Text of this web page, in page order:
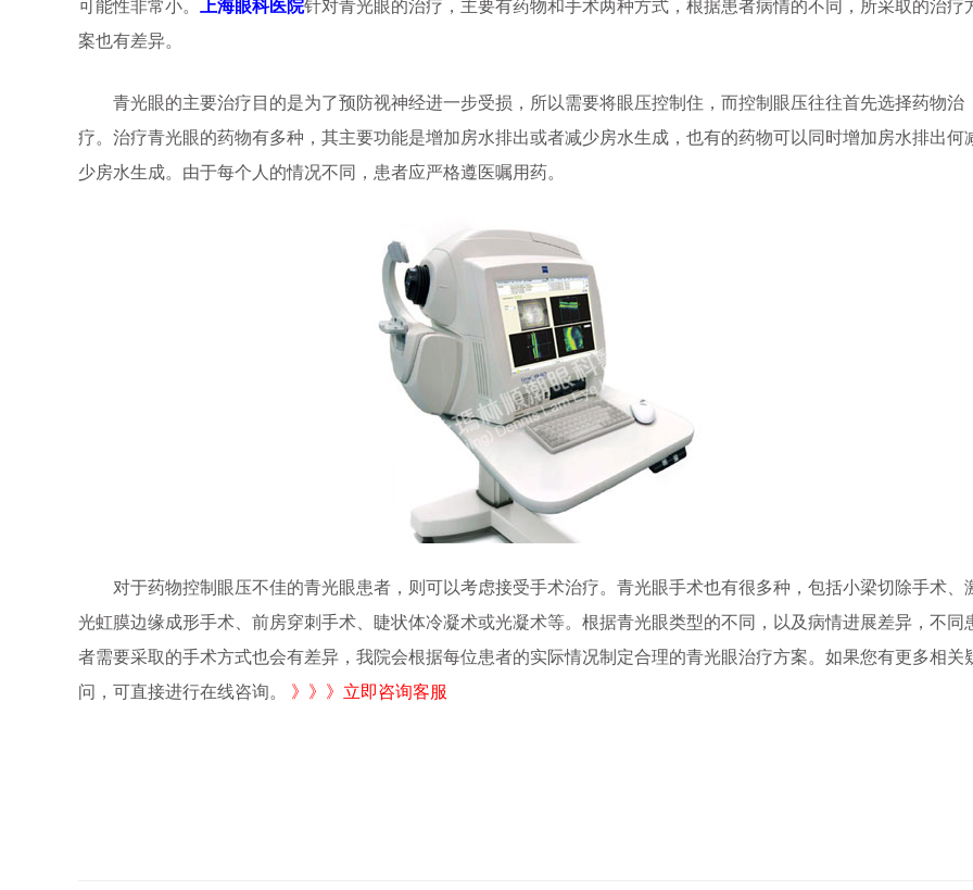
可能性非常小。
上海眼科医院针对青光眼的治疗，主要有药物和手术两种方式，根据患者病情的不同，所采取的治疗
案也有差异。
青光眼的主要治疗目的是为了预防视神经进一步受损，所以需要将眼压控制住，而控制眼压往往首先选择药物治
疗。治疗青光眼的药物有多种，其主要功能是增加房水排出或者减少房水生成，也有的药物可以同时增加房水排出何
少房水生成。由于每个人的情况不同，患者应严格遵医嘱用药。
对于药物控制眼压不佳的青光眼患者，则可以考虑接受手术治疗。青光眼手术也有很多种，包括小梁切除手术、
光虹膜边缘成形手术、前房穿刺手术、睫状体冷凝术或光凝术等。根据青光眼类型的不同，以及病情进展差异，不同
者需要采取的手术方式也会有差异，我院会根据每位患者的实际情况制定合理的青光眼治疗方案。如果您有更多相关
问，可直接进行在线咨询。 》》》立即咨询客服